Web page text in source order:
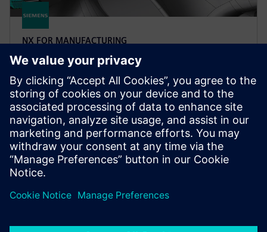
NX FOR MANUFACTURING
NX CAM 3-Axis Milling
Efikasno mašini delove slobodnog oblika sa širokim
spektroosnim operacijama koristeći napredne
mogućnosti integrisane sa alatima za pripremu
modela delova.